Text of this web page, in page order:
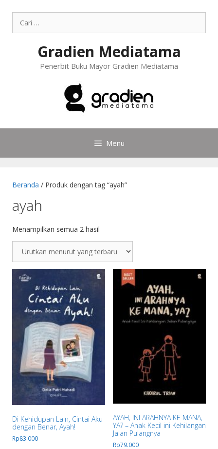
Gradien Mediatama
Penerbit Buku Mayor Gradien Mediatama
Menu
Beranda / Produk dengan tag “ayah”
ayah
Menampilkan semua 2 hasil
Di Kehidupan Lain, Cintai Aku
dengan Benar, Ayah!
Rp83.000
AYAH, INI ARAHNYA KE MANA,
YA? – Anak Kecil ini Kehilangan
Jalan Pulangnya
Rp79.000